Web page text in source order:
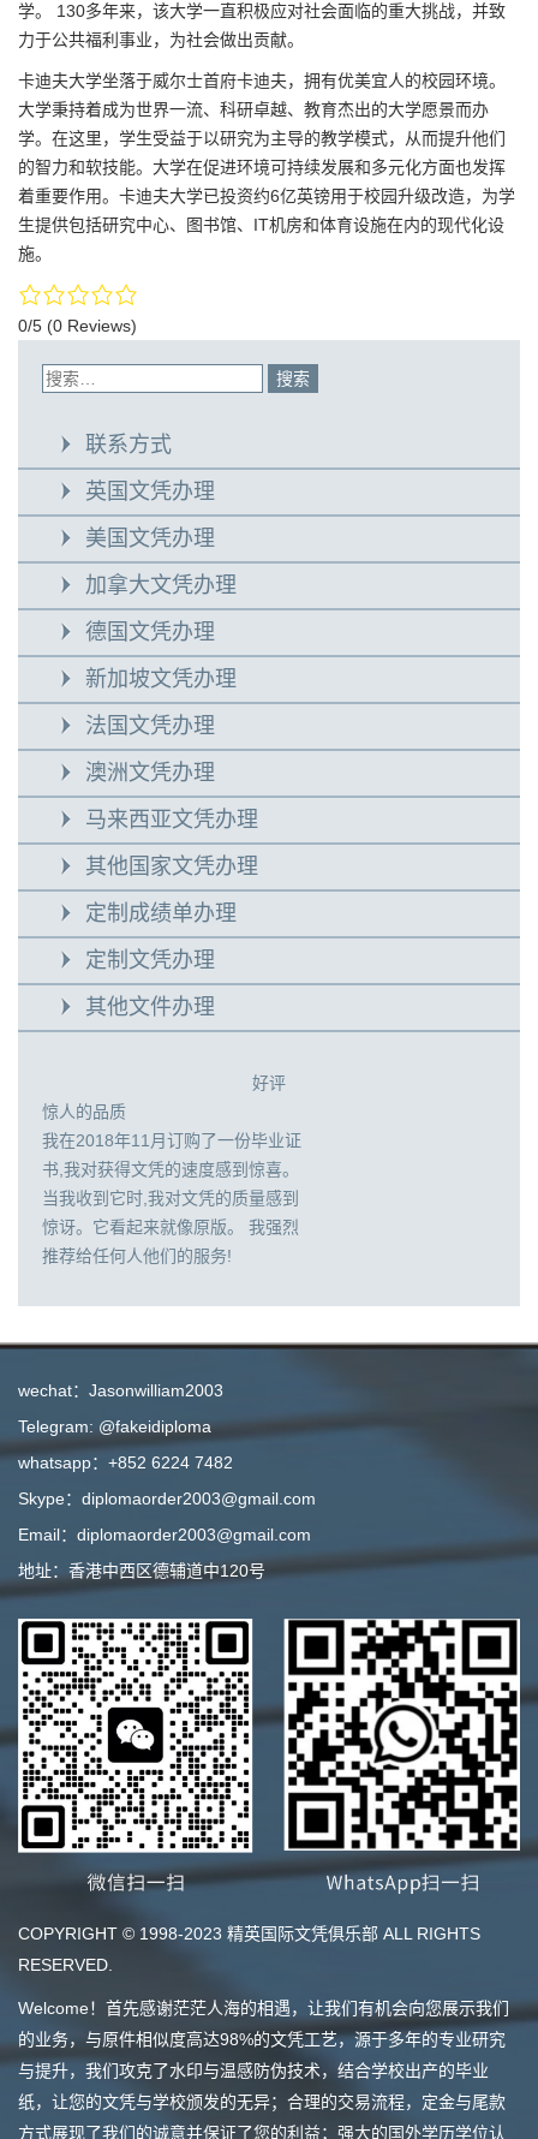
学。 130多年来，该大学一直积极应对社会面临的重大挑战，并致
力于公共福利事业，为社会做出贡献。
卡迪夫大学坐落于威尔士首府卡迪夫，拥有优美宜人的校园环境。
大学秉持着成为世界一流、科研卓越、教育杰出的大学愿景而办
学。在这里，学生受益于以研究为主导的教学模式，从而提升他们
的智力和软技能。大学在促进环境可持续发展和多元化方面也发挥
着重要作用。卡迪夫大学已投资约6亿英镑用于校园升级改造，为学
生提供包括研究​​中心、图书馆、IT机房和体育设施在内的现代化设
施。
0/5 (0 Reviews)
联系方式
英国文凭办理
美国文凭办理
加拿大文凭办理
德国文凭办理
新加坡文凭办理
法国文凭办理
澳洲文凭办理
马来西亚文凭办理
其他国家文凭办理
定制成绩单办理
定制文凭办理
其他文件办理
好评
惊人的品质
我在2018年11月订购了一份毕业证
书,我对获得文凭的速度感到惊喜。
当我收到它时,我对文凭的质量感到
惊讶。它看起来就像原版。 我强烈
推荐给任何人他们的服务!
wechat：Jasonwilliam2003
Telegram: @fakeidiploma
whatsapp：+852 6224 7482
Skype：diplomaorder2003@gmail.com
Email：diplomaorder2003@gmail.com
地址：香港中西区德辅道中120号
COPYRIGHT © 1998-2023 精英国际文凭俱乐部 ALL RIGHTS
RESERVED.
Welcome！首先感谢茫茫人海的相遇，让我们有机会向您展示我们
的业务，与原件相似度高达98%的文凭工艺，源于多年的专业研究
与提升，我们攻克了水印与温感防伪技术，结合学校出产的毕业
纸，让您的文凭与学校颁发的无异；合理的交易流程，定金与尾款
方式展现了我们的诚意并保证了您的利益；强大的国外学历学位认